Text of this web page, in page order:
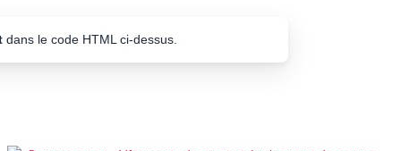
dans le code HTML ci-dessus.